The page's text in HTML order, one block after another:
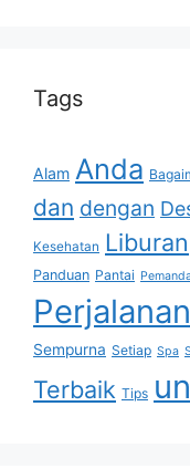
Tags
Alam Anda
dan dengan
Kesehatan Liburan
Panduan Pantai
Perjalanan
Sempurna Setiap Spa
Terbaik Tips